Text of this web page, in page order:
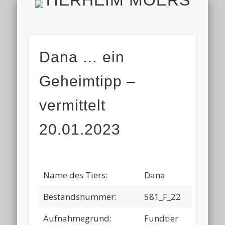
HOME
AKTUELL
ALLE TIERE
HELFEN
TIERHEIM & VEREIN
VIELEN DANK!
IMPRESSUM & DATENSCHUTZ
FINDEFIX
Dana … ein
Geheimtipp –
vermittelt
20.01.2023
Name des Tiers:
Dana
Bestandsnummer:
581_F_22
Aufnahmegrund:
Fundtier